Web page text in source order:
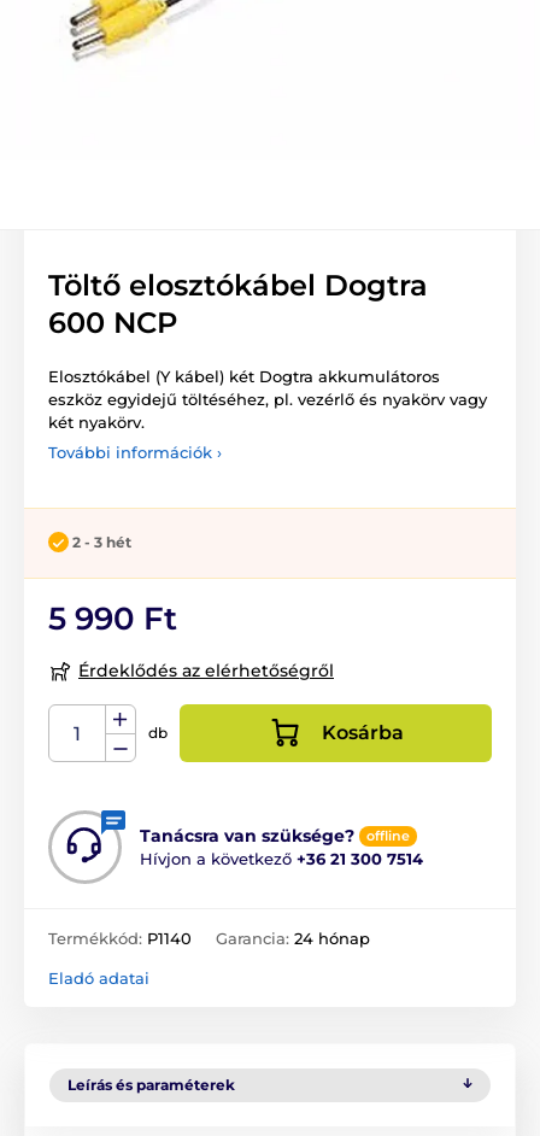
Töltő elosztókábel Dogtra
600 NCP
Elosztókábel (Y kábel) két Dogtra akkumulátoros
eszköz egyidejű töltéséhez, pl. vezérlő és nyakörv vagy
két nyakörv.
További információk ›
2 - 3 hét
5 990 Ft
Érdeklődés az elérhetőségről
db Kosárba
Tanácsra van szüksége? offline
Hívjon a következő +36 21 300 7514
Termékkód: P1140 Garancia: 24 hónap
Eladó adatai
Leírás és paraméterek